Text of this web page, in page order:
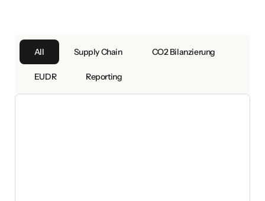
All Supply Chain CO2 Bilanzierung
EUDR Reporting